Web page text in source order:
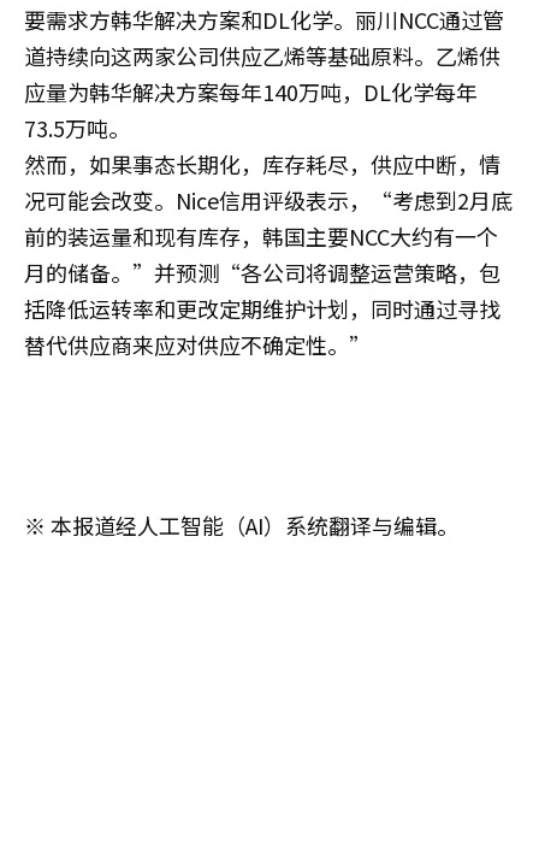
要需求方韩华解决方案和DL化学。丽川NCC通过管
道持续向这两家公司供应乙烯等基础原料。乙烯供
应量为韩华解决方案每年140万吨，DL化学每年
73.5万吨。
然而，如果事态长期化，库存耗尽，供应中断，情
况可能会改变。Nice信用评级表示，“考虑到2月底
前的装运量和现有库存，韩国主要NCC大约有一个
月的储备。”并预测“各公司将调整运营策略，包
括降低运转率和更改定期维护计划，同时通过寻找
替代供应商来应对供应不确定性。”
※ 本报道经人工智能（AI）系统翻译与编辑。